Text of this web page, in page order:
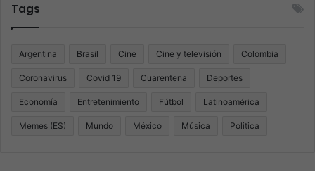
Tags
Argentina Brasil Cine Cine y televisión Colombia
Coronavirus Covid 19 Cuarentena Deportes
Economía Entretenimiento Fútbol Latinoamérica
Memes (ES) Mundo México Música Politica